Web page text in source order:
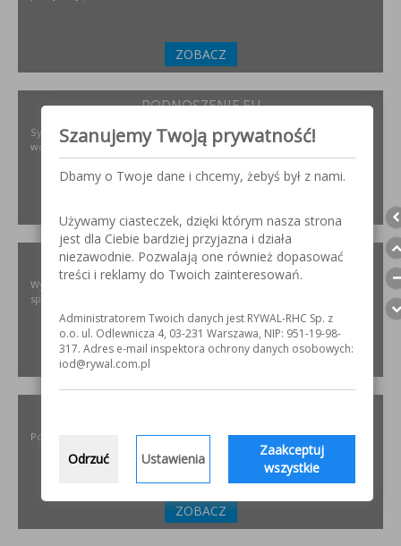
ZOBACZ
PODNOSZENIE.EU
Systemy transportu bliskiego, żurawie, żurawików, suwnice,
wciągników oraz wiele innych.
XIRIS.PL
Wysoce wyspecjalizowane kamery spawalnicze do badania jakości
spoin spawalniczych
ZOBACZ
Polski producent materiałów ściernych dla przemysłu
ZOBACZ
Szanujemy Twoją prywatność!
Dbamy o Twoje dane i chcemy, żebyś był z nami.
Używamy ciasteczek, dzięki którym nasza strona
jest dla Ciebie bardziej przyjazna i działa
niezawodnie. Pozwalają one również dopasować
treści i reklamy do Twoich zainteresowań.
Administratorem Twoich danych jest RYWAL-RHC Sp. z
o.o. ul. Odlewnicza 4, 03-231 Warszawa, NIP: 951-19-98-
317. Adres e-mail inspektora ochrony danych osobowych:
iod@rywal.com.pl
Odrzuć Ustawienia
Zaakceptuj
wszystkie